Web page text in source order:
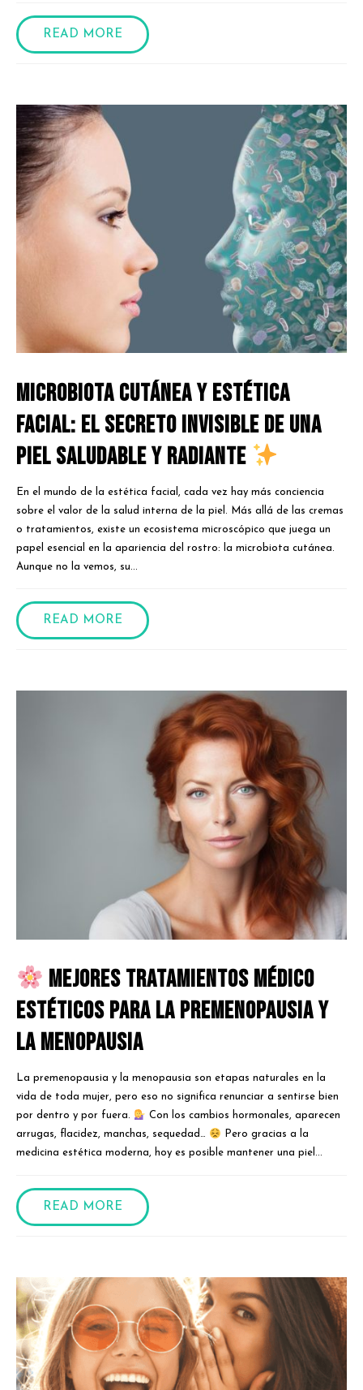
READ MORE
Microbiota cutánea y estética
facial: El secreto invisible de una
piel saludable y radiante
En el mundo de la estética facial, cada vez hay más conciencia
sobre el valor de la salud interna de la piel. Más allá de las cremas
o tratamientos, existe un ecosistema microscópico que juega un
papel esencial en la apariencia del rostro: la microbiota cutánea.
Aunque no la vemos, su...
READ MORE
Mejores tratamientos médico
estéticos para la premenopausia y
la menopausia
La premenopausia y la menopausia son etapas naturales en la
vida de toda mujer, pero eso no significa renunciar a sentirse bien
por dentro y por fuera.
Con los cambios hormonales, aparecen
arrugas, flacidez, manchas, sequedad…
Pero gracias a la
medicina estética moderna, hoy es posible mantener una piel...
READ MORE